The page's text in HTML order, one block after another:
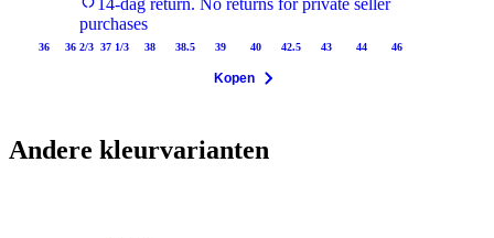
purchases
36 36 2/3 37 1/3 38 38.5 39 40 42.5 43 44 46
Kopen
Andere kleurvarianten